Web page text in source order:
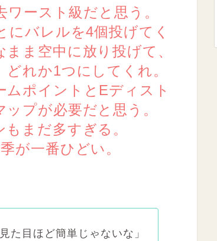
ースト級だと思う。
にバレルを4個投げてく
ま空中に放り投げて、
れか1つにしてくれ。
ポイントとEディスト
プが必要だと思う。
まだ多すぎる。
が一番ひどい。
た目ほど簡単じゃないな」